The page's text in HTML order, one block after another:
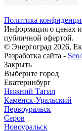
Политика
Информация о ценах и
публичной офертой.
© Энергоград 2026,
Разработка сайта -
Закрыть
Выберите город
Екатеринбург
Нижний Тагил
Каменск-Уральский
Первоуральск
Серов
Новоуральск